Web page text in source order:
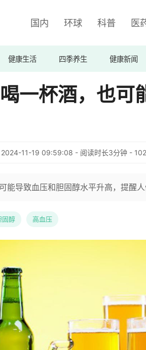
国内 环球 科普 医
健康生活 四季养生 健康新闻
一杯酒，也可
2024-11-19 09:59:08 - 阅读时长3分钟 -
能导致血压和胆固醇水平升高，提醒人
固醇 高血压